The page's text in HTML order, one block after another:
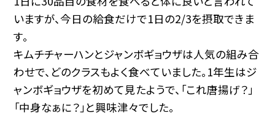
いますが、今日の給食だけで1日の2/3を摂取できま
す。
キムチチャーハンとジャンボギョウザは人気の組み合
わせで、どのクラスもよく食べていました。1年生はジ
ャンボギョウザを初めて見たようで、「これ唐揚げ？」
「中身なぁに？」と興味津々でした。